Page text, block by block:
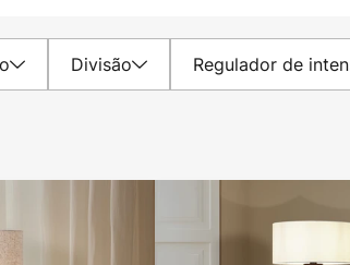
Divisão Regulador de